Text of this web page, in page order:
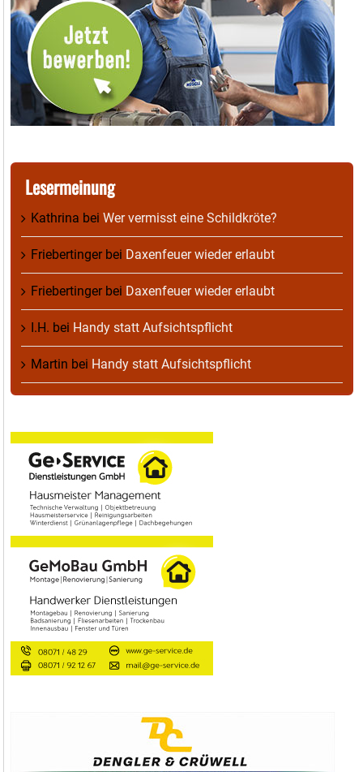
Lesermeinung
Kathrina bei Wer vermisst eine Schildkröte?
Friebertingerbei Daxenfeuer wieder erlaubt
Friebertingerbei Daxenfeuer wieder erlaubt
I.H. bei Handy statt Aufsichtspflicht
Martin bei Handy statt Aufsichtspflicht